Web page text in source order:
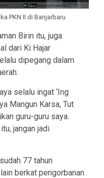
PKN II di Banjarbaru
Birin itu, juga
dari Ki Hajar
dipegang dalam
selalu ingat ‘Ing
Mangun Karsa, Tut
guru-guru saya.
jangan jadi
77 tahun
berkat pengorbanan